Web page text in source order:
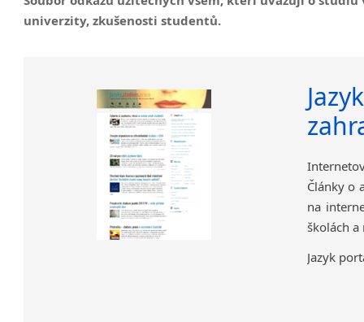
univerzity, zkušenosti studentů.
Články o
na
školách a
Jazyk